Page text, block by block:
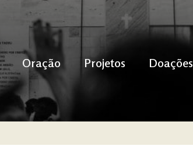
Oração Projetos Doações